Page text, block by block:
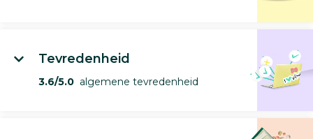
Tevredenheid
3.6/5.0 algemene tevredenheid